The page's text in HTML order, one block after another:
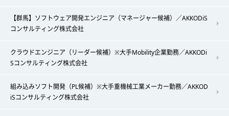
【群馬】ソフトウェア開発エンジニア（マネージャー候補）／AKKODiS
コンサルティング株式会社
クラウドエンジニア（リーダー候補）※大手Mobility企業勤務／AKKODi
Sコンサルティング株式会社
組み込みソフト開発（PL候補）※大手重機械工業メーカー勤務／AKKOD
iSコンサルティング株式会社